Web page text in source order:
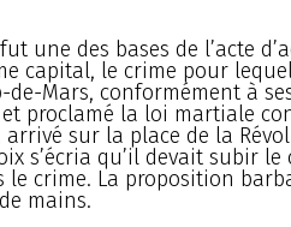
une des bases de l’acte
capital, le crime pour
de-Mars, conformément à
proclamé la loi martiale
sur la place de la
s’écria qu’il devait subir
le crime. La proposition
mains.